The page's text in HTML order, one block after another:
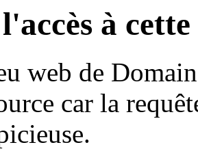
à
web de
car la